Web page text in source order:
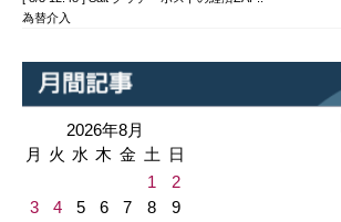
為替介入
2026年8月
月 火 水 木 金 土 日
1
2
3
4 5 6 7 8
9